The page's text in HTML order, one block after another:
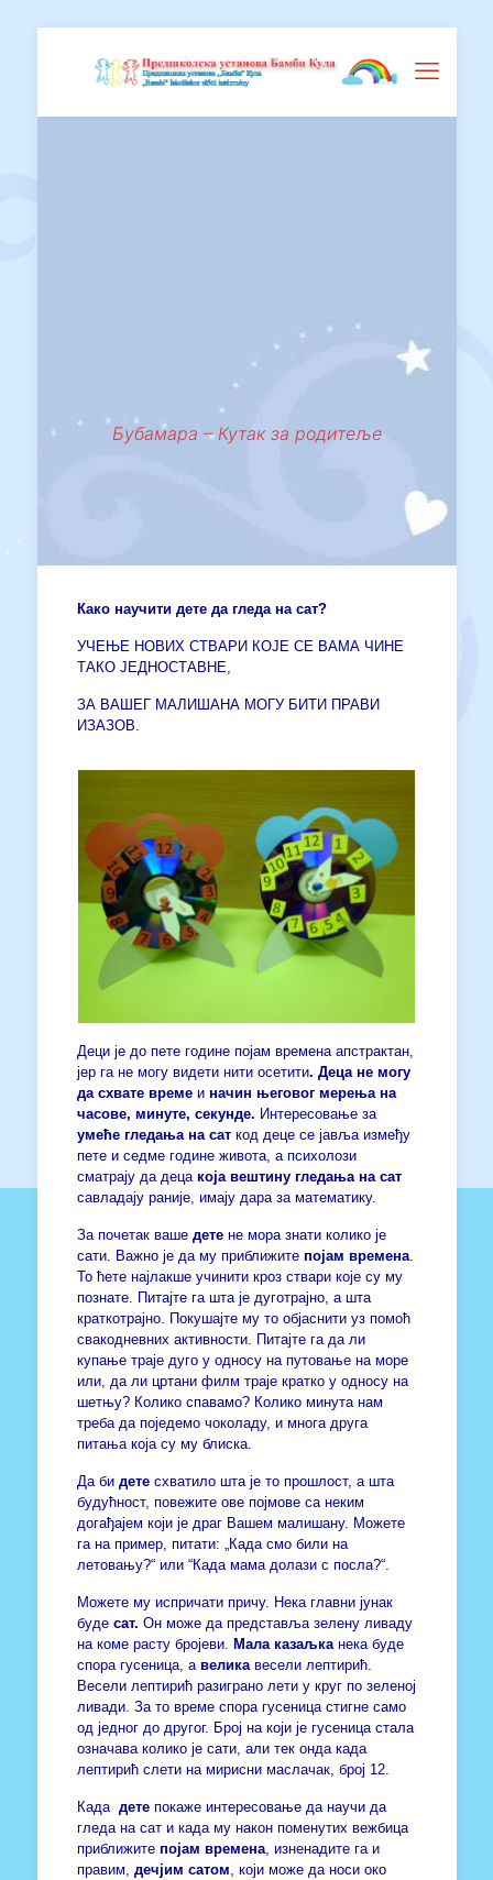
Бубамара – Кутак за родитеље
Како научити дете да гледа на сат?
УЧЕЊЕ НОВИХ СТВАРИ КОЈЕ СЕ ВАМА ЧИНЕ
ТАКО ЈЕДНОСТАВНЕ,
ЗА ВАШЕГ МАЛИШАНА МОГУ БИТИ ПРАВИ
ИЗАЗОВ.
Деци је до пете године појам времена апстрактан,
јер га не могу видети нити осетити. Деца не могу
да схвате времеи начин његовог мерења на
часове, минуте, секунде. Интересовање за
умеће гледања на саткод деце се јавља између
пете и седме године живота, а психолози
сматрају да деца која вештину гледања на сат
савладају раније, имају дара за математику.
За почетак ваше детене мора знати колико је
сати. Важно је да му приближите појам времена.
То ћете најлакше учинити кроз ствари које су му
познате. Питајте га шта је дуготрајно, а шта
краткотрајно. Покушајте му то објаснити уз помоћ
свакодневних активности. Питајте га да ли
купање траје дуго у односу на путовање на море
или, да ли цртани филм траје кратко у односу на
шетњу? Колико спавамо? Колико минута нам
треба да поједемо чоколаду, и многа друга
питања која су му блиска.
Да би детесхватило шта је то прошлост, а шта
будућност, повежите ове појмове са неким
догађајем који је драг Вашем малишану. Можете
га на пример, питати: „Када смо били на
летовању?“ или “Када мама долази с посла?“.
Можете му испричати причу. Нека главни јунак
буде сат. Он може да представља зелену ливаду
на коме расту бројеви. Мала казаљканека буде
спора гусеница, а великавесели лептирић.
Весели лептирић разиграно лети у круг по зеленој
ливади. За то време спора гусеница стигне само
од једног до другог. Број на који је гусеница стала
означава колико је сати, али тек онда када
лептирић слети на мирисни маслачак, број 12.
Када детепокаже интересовање да научи да
гледа на сат и када му након поменутих вежбица
приближите појам времена, изненадите га и
правим, дечјим сатом, који може да носи око